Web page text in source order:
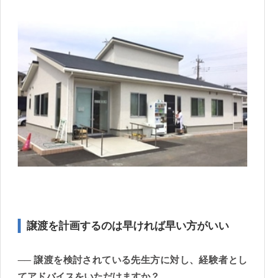
譲渡を計画するのは早ければ早い方がいい
譲渡を検討されている先生方に対し、経験者とし